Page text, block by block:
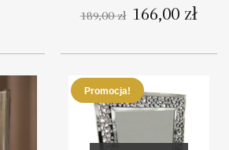
189,00zł
Pierwotna
cena
166,00 złcena
Promocja!